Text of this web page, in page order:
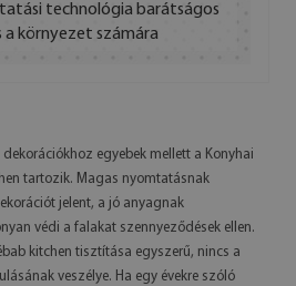
technológia barátságos
a környezet számára
egyebek mellett a Konyhai
tartozik. Magas nyomtatásnak
jelent, a jó anyagnak
védi a falakat szennyeződések ellen.
kitchen tisztítása egyszerű, nincs a
veszélye. Ha egy évekre szóló